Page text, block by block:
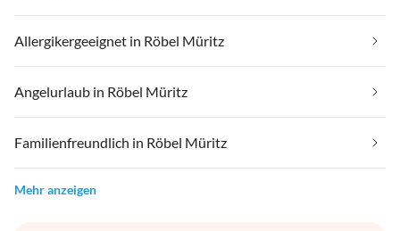
Allergikergeeignet in Röbel Müritz
Angelurlaub in Röbel Müritz
Familienfreundlich in Röbel Müritz
Mehr anzeigen